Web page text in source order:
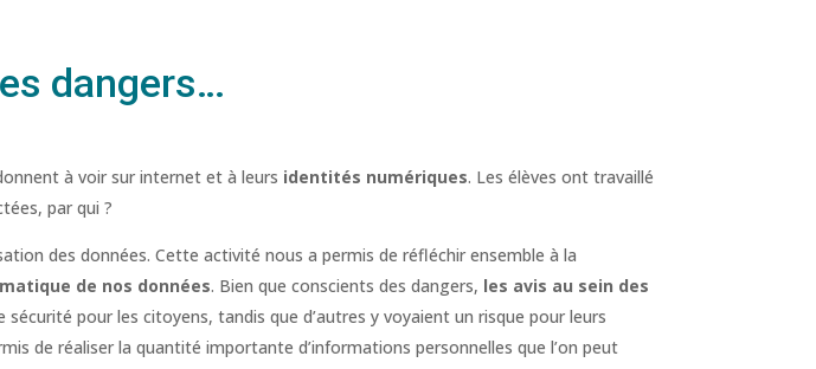
dangers…
à voir sur internet et à leurs identités numériques. Les élèves ont travaillé
par qui ?
des données. Cette activité nous a permis de réfléchir ensemble à la
de nos données. Bien que conscients des dangers, les avis au sein des
pour les citoyens, tandis que d’autres y voyaient un risque pour leurs
de réaliser la quantité importante d’informations personnelles que l’on peut